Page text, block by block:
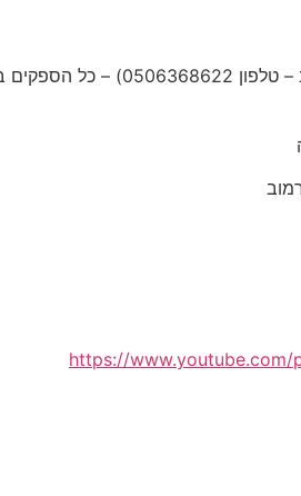
– קניון ווירטואלי למכירת מוצרים ושירותים בהנחה – למכירה 1800 ש"ח
https://www.youtube.com/